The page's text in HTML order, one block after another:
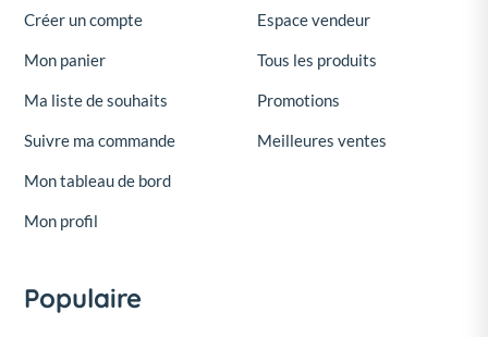
Créer un compte
Mon panier
Ma liste de souhaits
Suivre ma commande
Mon tableau de bord
Mon profil
Espace vendeur
Tous les produits
Promotions
Meilleures ventes
Populaire